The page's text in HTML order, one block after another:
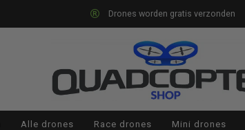
Drones worden gratis verzonden
Alle drones Race drones Mini drones